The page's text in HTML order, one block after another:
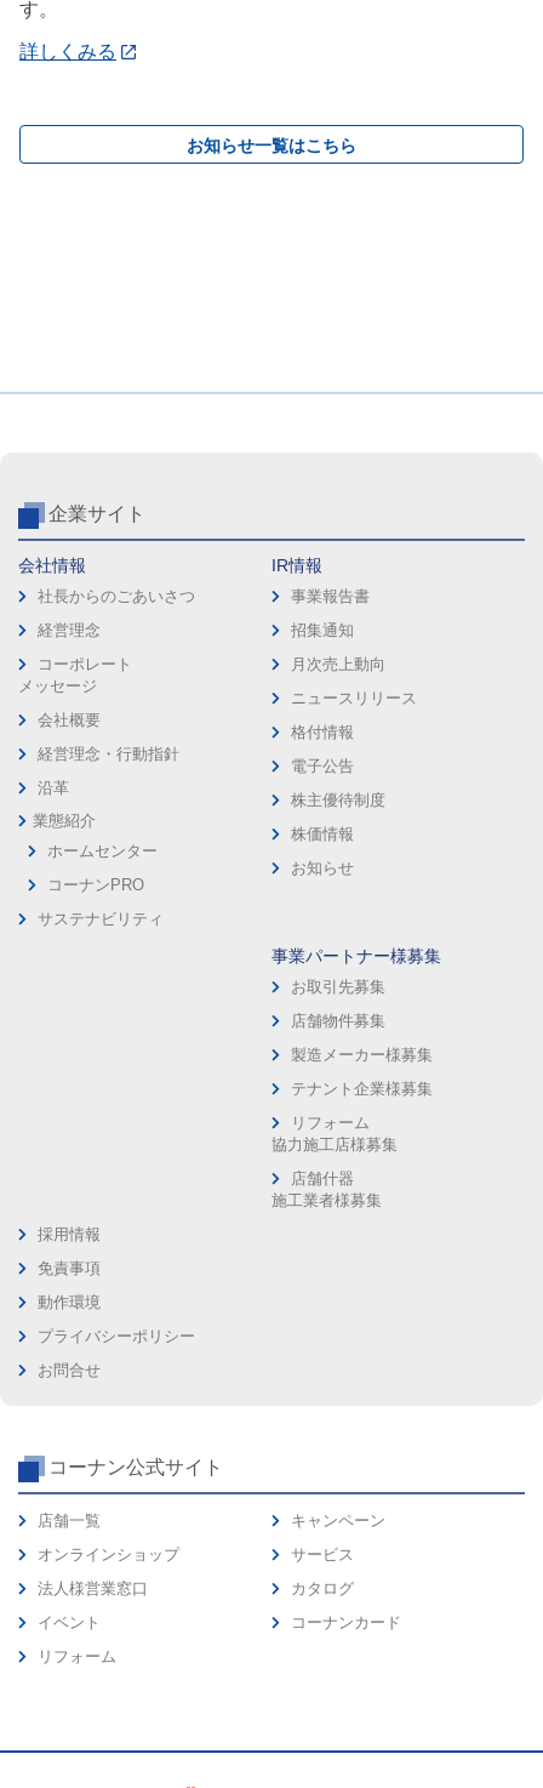
す。
詳しくみる
お知らせ一覧はこちら
企業サイト
会社情報
社長からのごあいさつ
経営理念
コーポレート
メッセージ
会社概要
経営理念・行動指針
沿革
業態紹介
ホームセンター
コーナンPRO
サステナビリティ
IR情報
事業報告書
招集通知
月次売上動向
ニュースリリース
格付情報
電子公告
株主優待制度
株価情報
お知らせ
事業パートナー様募集
お取引先募集
店舗物件募集
製造メーカー様募集
テナント企業様募集
リフォーム
協力施工店様募集
店舗什器
施工業者様募集
採用情報
免責事項
動作環境
プライバシーポリシー
お問合せ
コーナン公式サイト
店舗一覧
オンラインショップ
法人様営業窓口
イベント
リフォーム
キャンペーン
サービス
カタログ
コーナンカード